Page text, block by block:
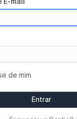
de mim
Entrar